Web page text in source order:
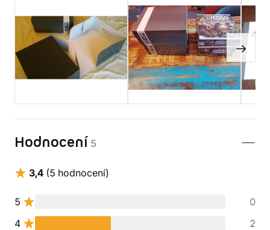
Hodnocení 5
3,4 (5 hodnocení)
5
0
4
2